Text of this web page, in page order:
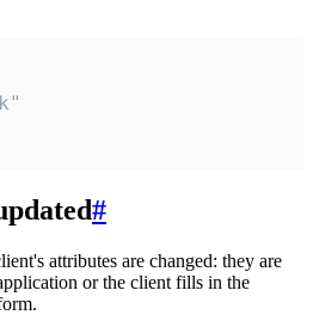
#
attributes are changed: they are
or the client fills in the